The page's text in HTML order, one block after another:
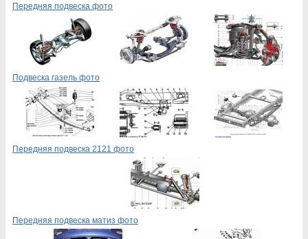
Передняя подвеска фото
Подвеска газель фото
Передняя подвеска 2121 фото
Передняя подвеска матиз фото